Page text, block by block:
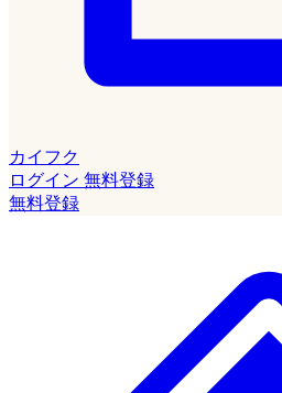
カイフク
ログイン 無料登録
無料登録